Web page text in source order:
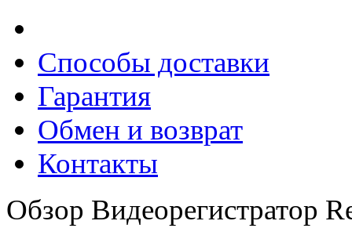
Способы доставки
Гарантия
Обмен и возврат
Контакты
Обзор Видеорегистратор